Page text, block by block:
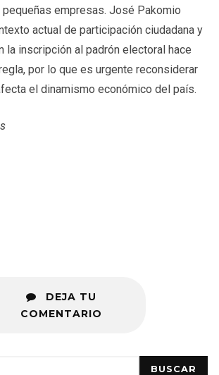
empresas. José Pakomio
actual de participación ciudadana y
la inscripción al padrón electoral hace
por lo que es urgente reconsiderar
el dinamismo económico del país.
DEJA TU
COMENTARIO
BUSCAR